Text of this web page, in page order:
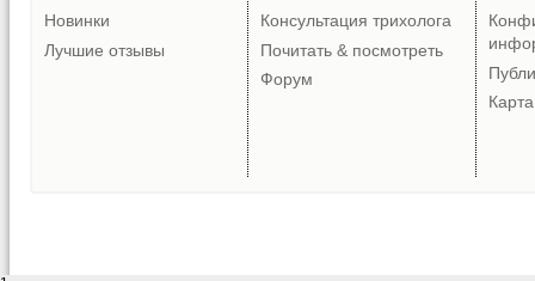
Новинки
Лучшие отзывы
Консультация трихолога
Почитать & посмотреть
Форум